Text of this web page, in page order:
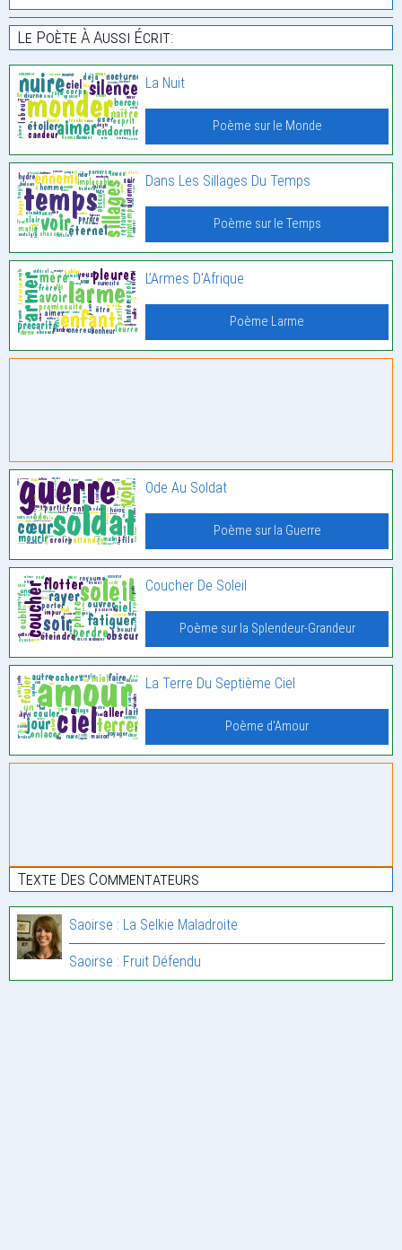
Le Poète À Aussi Écrit:
La Nuit
Poème sur le Monde
Dans Les Sillages Du Temps
Poème sur le Temps
L’Armes D’Afrique
Poème Larme
Ode Au Soldat
Poème sur la Guerre
Coucher De Soleil
Poème sur la Splendeur-Grandeur
La Terre Du Septième Ciel
Poème d'Amour
Texte Des Commentateurs
Saoirse : La Selkie Maladroite
Saoirse : Fruit Défendu